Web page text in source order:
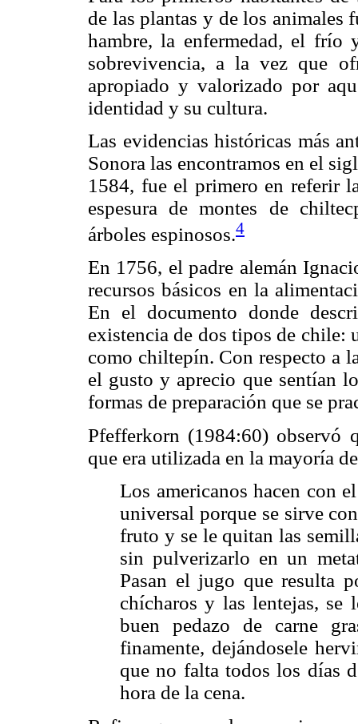
de las plantas y de los animales
hambre, la enfermedad, el frío
sobrevivencia, a la vez que
apropiado y valorizado por
identidad y su cultura.
Las evidencias históricas más
Sonora las encontramos en el
1584, fue el primero en referir
espesura de montes de
árboles espinosos.4
En 1756, el padre alemán
recursos básicos en la
En el documento donde
existencia de dos tipos de
como chiltepín. Con respecto a
el gusto y aprecio que sentían
formas de preparación que se
Pfefferkorn (1984:60) observó
que era utilizada en la mayoría
Los americanos hacen con
universal porque se sirve
fruto y se le quitan las
sin pulverizarlo en un
Pasan el jugo que resulta
chícharos y las lentejas, se
buen pedazo de carne
finamente, dejándosele
que no falta todos los días
hora de la cena.